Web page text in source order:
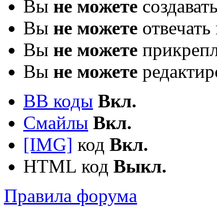
Вы не можете
Вы не можете
Вы не можете
Вы не можете
BB коды Вкл.
Смайлы Вкл.
[IMG] код Вкл.
HTML код Выкл.
Правила форума